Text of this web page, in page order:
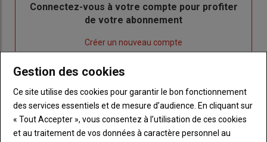
Body
Connectez-vous à votre compte pour profiter
de votre abonnement
un
compte"
Créer un nouveau compte
"Réinitialiser
mot
de
passe"
"Je
me
connecte"
Je me connecte
Gestion des cookies
Ce site utilise des cookies pour garantir le bon fonctionnement
des services essentiels et de mesure d’audience. En cliquant sur
« Tout Accepter », vous consentez à l’utilisation de ces cookies
et au traitement de vos données à caractère personnel au